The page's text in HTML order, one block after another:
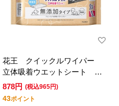
花王 クイックルワイパー
立体吸着ウエットシート 無
添加タイプ 無香性 ２４枚
入
878円 (税込965円)
43ポイント